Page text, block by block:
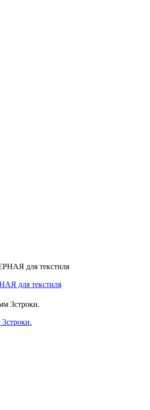
для текстиля